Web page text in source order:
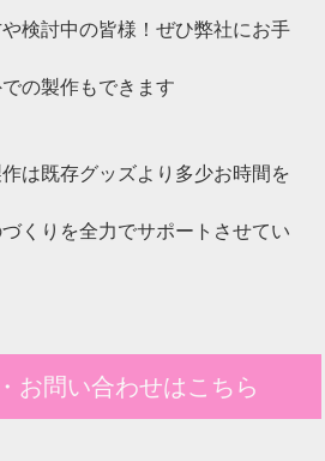
検討中の皆様！ぜひ弊社にお手
の製作もできます
は既存グッズより多少お時間を
くりを全力でサポートさせてい
お問い合わせはこちら